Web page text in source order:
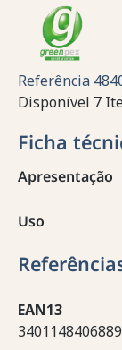
Referência
Disponível 7
Ficha
Apresentação
Uso
EAN13
3401148406889